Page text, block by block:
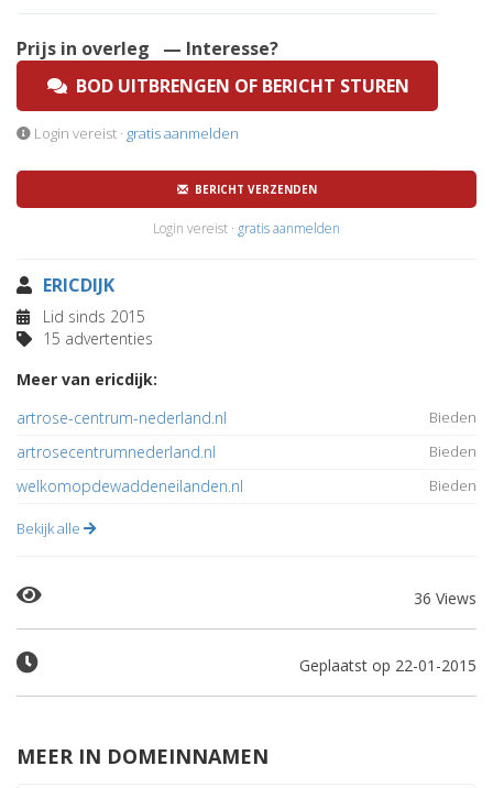
Prijs in overleg
— Interesse?
BOD UITBRENGEN OF BERICHT STUREN
Login vereist · gratis aanmelden
BERICHT VERZENDEN
Login vereist · gratis aanmelden
ERICDIJK
Lid sinds 2015
15 advertenties
Meer van ericdijk:
artrose-centrum-nederland.nl
Bieden
artrosecentrumnederland.nl Bieden
welkomopdewaddeneilanden.nl Bieden
Bekijk alle
36 Views
Geplaatst op 22-01-2015
MEER IN DOMEINNAMEN